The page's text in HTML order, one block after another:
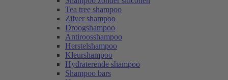
Tea tree shampoo
Zilver shampoo
Droogshampoo
Antiroosshampoo
Herstelshampoo
Kleurshampoo
Hydraterende shampoo
Shampoo bars